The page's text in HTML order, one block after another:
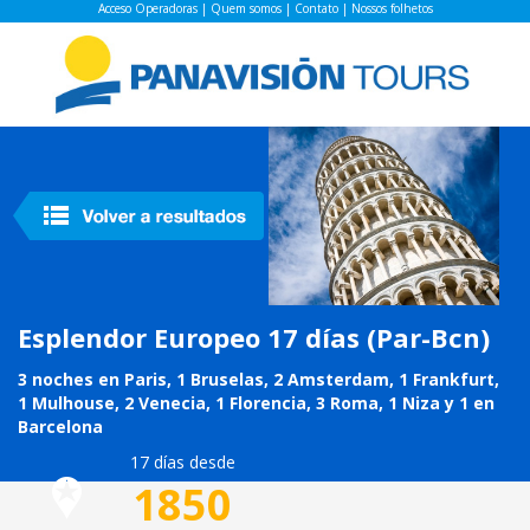
Acceso Operadoras| Quem somos| Contato| Nossos folhetos
Esplendor Europeo 17 días (Par-Bcn)
3 noches en Paris, 1 Bruselas, 2 Amsterdam, 1 Frankfurt,
1 Mulhouse, 2 Venecia, 1 Florencia, 3 Roma, 1 Niza y 1 en
Barcelona
17 días desde
1850